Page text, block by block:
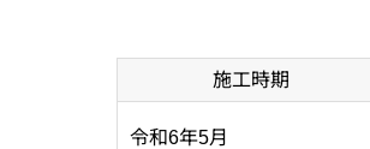
施工時期
令和6年5月